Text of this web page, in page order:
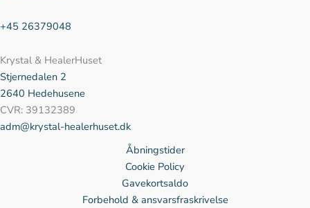
+45 26379048
Krystal & HealerHuset
Stjernedalen 2
2640 Hedehusene
CVR: 39132389
adm@krystal-healerhuset.dk
Åbningstider
Cookie Policy
Gavekortsaldo
Forbehold & ansvarsfraskrivelse